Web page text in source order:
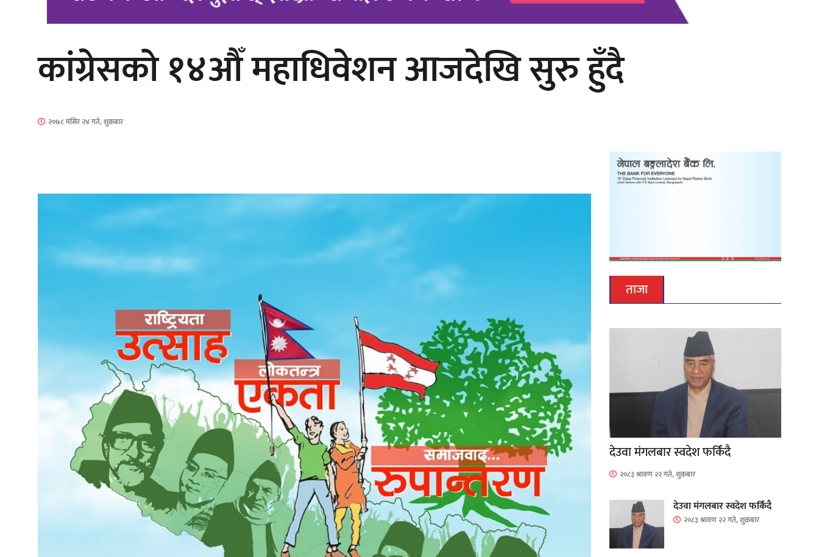
‘आइतबारको अफिस’ को परिचर्चा सम्पन्न
अर्जुन चन्द्रको ‘संवेदनाका प्रतिध्वनि’
मुक्तकसङ्ग्रह लोकार्पण
‘दुर्गा’ निर्माण गर्दै सम्राट
कांग्रेसको १४औँ महाधिवेशन आजदेखि सुरु हुँदै
२०७८ मंसिर २४ गते, शुक्रबार
ताजा
देउवा मंगलबार स्वदेश फर्किंदै
२०८३ श्रावण २२ गते, शुक्रबार
देउवा मंगलबार स्वदेश फर्किंदै
२०८३ श्रावण २२ गते, शुक्रबार